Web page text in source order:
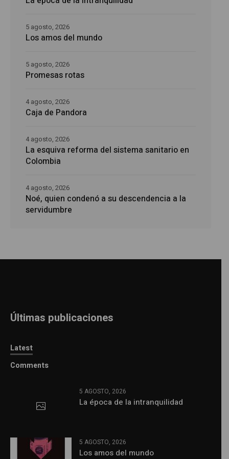
Los amos del mundo
5 agosto, 2026
Promesas rotas
5 agosto, 2026
Caja de Pandora
4 agosto, 2026
La esquiva reforma del sistema sanitario en
Colombia
4 agosto, 2026
Noé, quien condenó a su descendencia a la
servidumbre
4 agosto, 2026
Últimas publicaciones
Latest
Comments
5 AGOSTO, 2026
La época de la intranquilidad
5 AGOSTO, 2026
Los amos del mundo